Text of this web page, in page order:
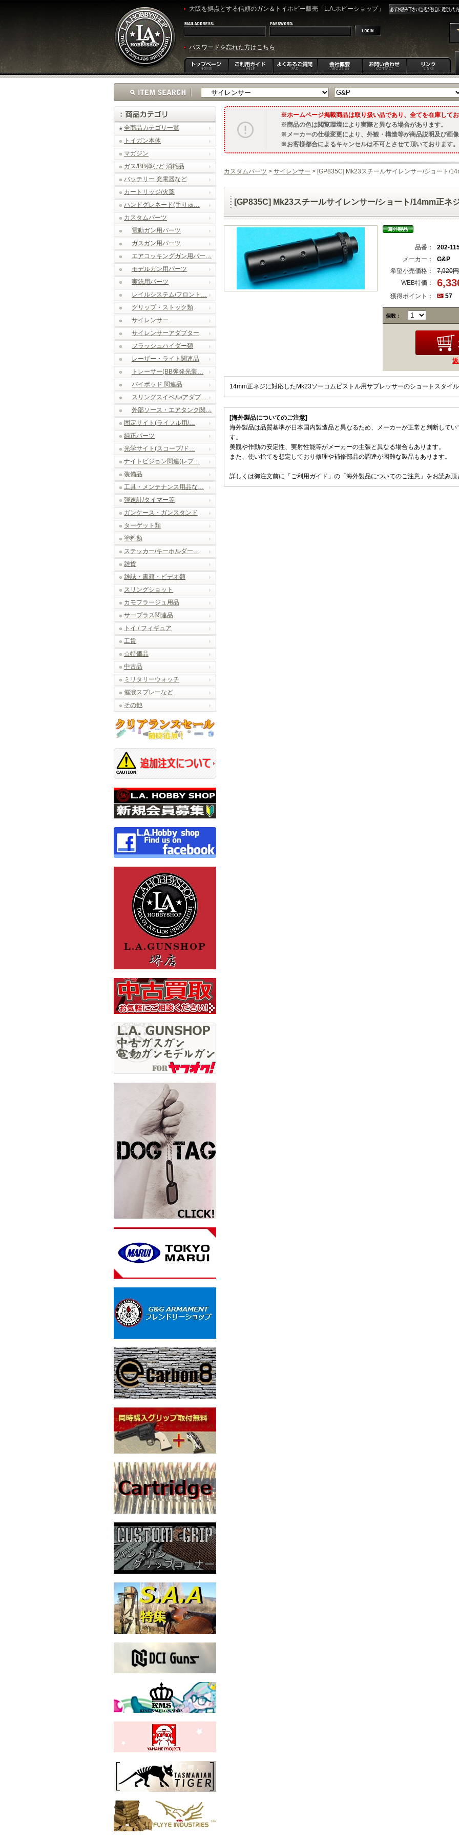
大阪を拠点とする信頼のガン＆トイホビー販売「L.A.ホビーショップ」
パスワードを忘れた方はこちら
全商品カテゴリ一覧
トイガン本体
マガジン
ガス/BB弾など 消耗品
バッテリー 充電器など
カートリッジ/火薬
ハンドグレネード(手りゅ…
カスタムパーツ
電動ガン用パーツ
ガスガン用パーツ
エアコッキングガン用パー…
モデルガン用パーツ
実銃用パーツ
レイルシステム/フロント…
グリップ・ストック類
サイレンサー
サイレンサーアダプター
フラッシュハイダー類
レーザー・ライト関連品
トレーサー(BB弾発光装…
バイポッド.関連品
スリングスイベル/アダプ…
外部ソース・エアタンク関…
固定サイト(ライフル用/…
純正パーツ
光学サイト(スコープ/ド…
ナイトビジョン関連(レプ…
装備品
工具・メンテナンス用品な…
弾速計/タイマー等
ガンケース・ガンスタンド
ターゲット類
塗料類
ステッカー/キーホルダー…
雑貨
雑誌・書籍・ビデオ類
スリングショット
カモフラージュ用品
サープラス関連品
トイ / フィギュア
工賃
☆特価品
中古品
ミリタリーウォッチ
催涙スプレーなど
その他
ホームページ掲載商品は取り扱い品であり、全てを在庫してお
商品の色は閲覧環境により実際と異なる場合があります。
メーカーの仕様変更により、外観・構造等が商品説明及び画
お客様都合によるキャンセルは不可とさせて頂いております。
カスタムパーツ > サイレンサー > [GP835C] Mk23スチールサイレンサー/ショート/
[GP835C] Mk23スチールサイレンサー/ショート/14mm正ネ
品番：
202-
メーカー：
G&P
希望小売価格：
7,920円
WEB特価：
獲得ポイント：
57
個数：
14mm正ネジに対応したMk23ソーコムピストル用サプレッサーのショートスタイル
[海外製品についてのご注意]
海外製品は品質基準が日本国内製造品と異なるため、メーカーが正常と判断して
す。
美観や作動の安定性、実射性能等がメーカーの主張と異なる場合もあります。
また、使い捨てを想定しており修理や補修部品の調達が困難な製品もあります。
詳しくは御注文前に「ご利用ガイド」の「海外製品についてのご注意」をお読み頂